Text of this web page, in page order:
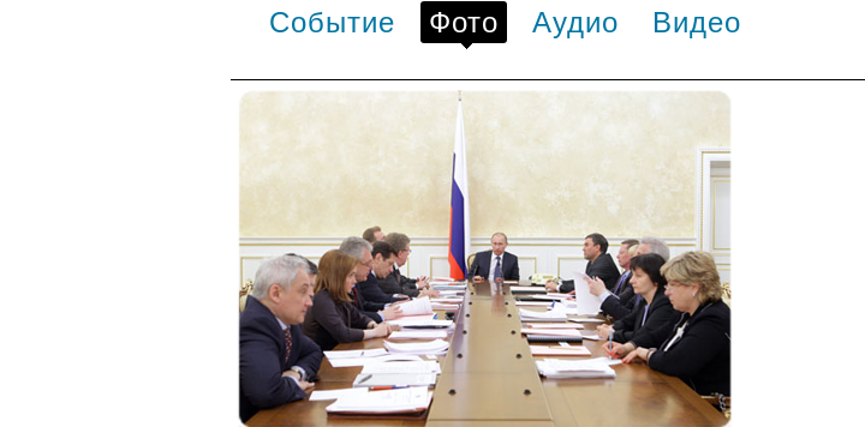
Событие Фото Аудио Видео